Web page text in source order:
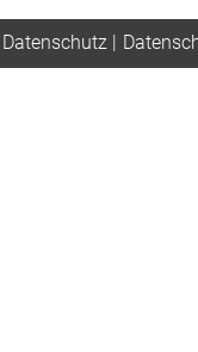
Datenschutz|